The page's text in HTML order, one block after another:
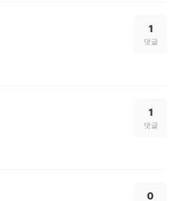
1
댓글
1
댓글
0